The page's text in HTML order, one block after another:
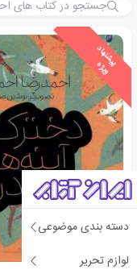
دسته بندی موضوعی
لوازم تحریر
پ
ی
ش
ن
ه
ا
د
و
ی
ژ
ه